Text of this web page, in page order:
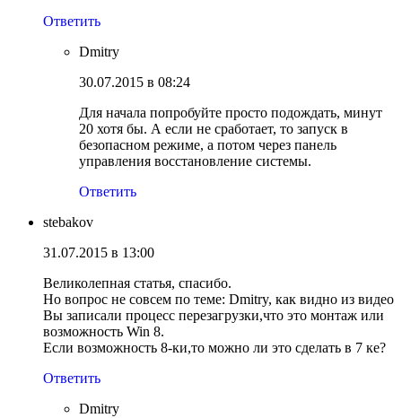
Ответить
Dmitry
30.07.2015 в 08:24
Для начала попробуйте просто подождать, минут
20 хотя бы. А если не сработает, то запуск в
безопасном режиме, а потом через панель
управления восстановление системы.
Ответить
stebakov
31.07.2015 в 13:00
Великолепная статья, спасибо.
Но вопрос не совсем по теме: Dmitry, как видно из видео
Вы записали процесс перезагрузки,что это монтаж или
возможность Win 8.
Если возможность 8-ки,то можно ли это сделать в 7 ке?
Ответить
Dmitry